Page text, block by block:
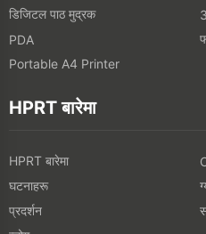
डिजिटल पाठ मुद्रक
PDA
Portable A4 Printer
HPRT बारेमा
HPRT बारेमा
घटनाहरू
प्रदर्शन